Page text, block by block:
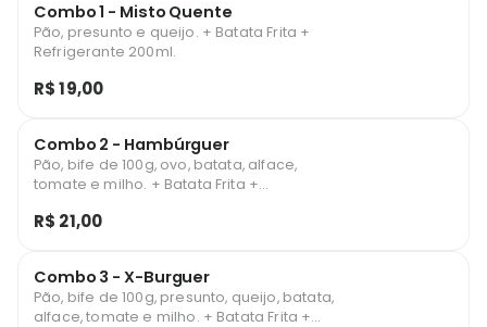
Combo 1 - Misto Quente
Pão, presunto e queijo. + Batata Frita +
Refrigerante 200ml.
R$ 19,00
Combo 2 - Hambúrguer
Pão, bife de 100g, ovo, batata, alface,
tomate e milho. + Batata Frita +
R$ 21,00
Combo 3 - X-Burguer
Pão, bife de 100g, presunto, queijo, batata,
alface, tomate e milho. + Batata Frita +